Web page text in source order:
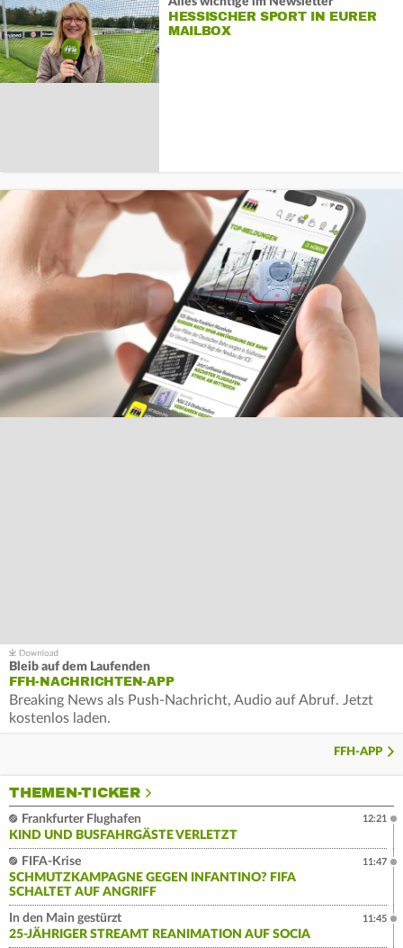
HESSISCHER SPORT IN EURER
MAILBOX
Bleib auf dem Laufenden
FFH-NACHRICHTEN-APP
Breaking News als Push-Nachricht, Audio auf Abruf. Jetzt
kostenlos laden.
FFH-APP
THEMEN-TICKER
Frankfurter Flughafen
KIND UND BUSFAHRGÄSTE VERLETZT
12:21
FIFA-Krise
SCHMUTZKAMPAGNE GEGEN INFANTINO? FIFA
SCHALTET AUF ANGRIFF
11:47
In den Main gestürzt
25-JÄHRIGER STREAMT REANIMATION AUF SOCIA
11:45